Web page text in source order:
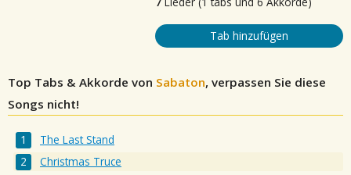
Tab hinzufügen
Top Tabs & Akkorde von Sabaton, verpassen Sie diese
Songs nicht!
The Last Stand
Christmas Truce